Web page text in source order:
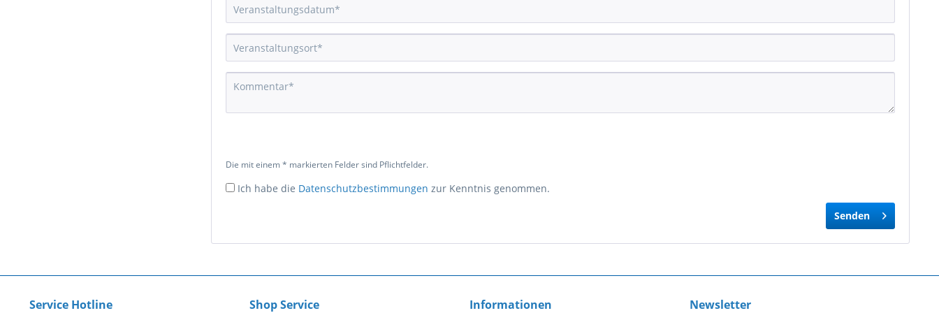
Die mit einem * markierten Felder sind Pflichtfelder.
Ich habe die Datenschutzbestimmungen zur Kenntnis genommen.
Senden
Service Hotline Shop Service Informationen Newsletter